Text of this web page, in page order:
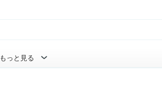
もっと見る